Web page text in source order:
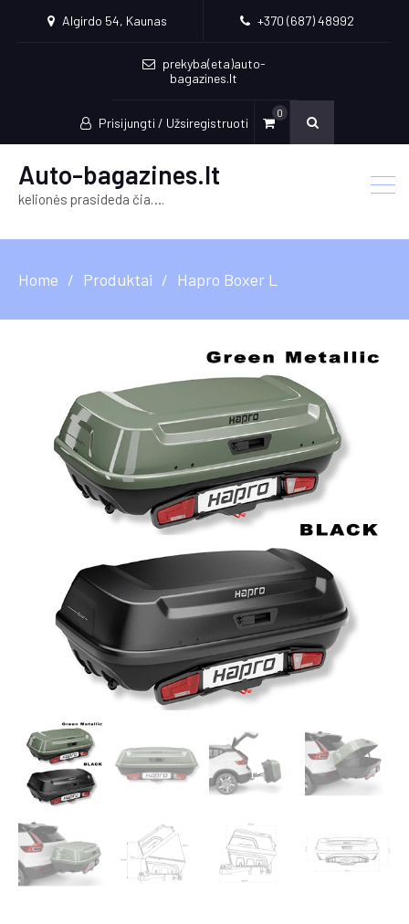
Algirdo 54, Kaunas +370 (687) 48992
prekyba(eta)auto-
bagazines.lt
Prisijungti / Užsiregistruoti
0
Auto-bagazines.lt
kelionės prasideda čia….
Home Produktai Hapro Boxer L